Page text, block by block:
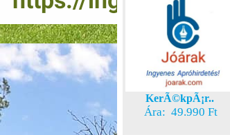
KerÃ©kpÃ¡r..
Ára: 49.990 Ft